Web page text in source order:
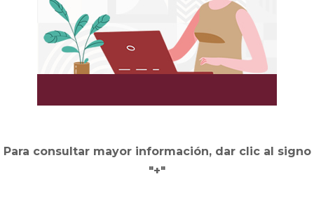
Para consultar mayor información, dar clic al signo
"+"